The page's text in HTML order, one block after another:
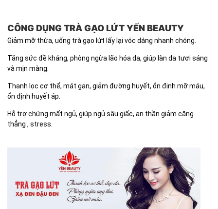
CÔNG DỤNG TRÀ GẠO LỨT YẾN BEAUTY
Giảm mỡ thừa, uống trà gạo lứt lấy lại vóc dáng nhanh chóng.
Tăng sức đề kháng, phòng ngừa lão hóa da, giúp làn da tươi sáng
và mịn màng.
Thanh lọc cơ thể, mát gan, giảm đường huyết, ổn định mỡ máu,
ổn định huyết áp.
Hỗ trợ chứng mất ngủ, giúp ngủ sâu giấc, an thần giảm căng
thẳng , stress.